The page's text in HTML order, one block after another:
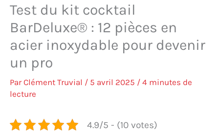
Test du kit cocktail
BarDeluxe® : 12 pièces en
acier inoxydable pour devenir
un pro
Par Clément Truvial / 5 avril 2025 / 4 minutes de
lecture
4.9/5 - (10 votes)